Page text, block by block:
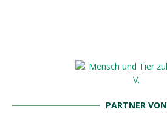
PARTNER VON